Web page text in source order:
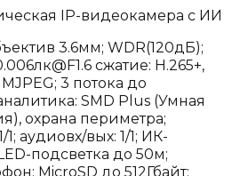
IP-видеокамера с ИИ
3.6мм; WDR(120дБ);
сжатие: H.265+,
MJPEG; 3 потока до
SMD Plus (Умная
охрана периметра;
аудиовх/вых: 1/1; ИК-
подсветка до 50м;
MicroSD до 512Гбайт;